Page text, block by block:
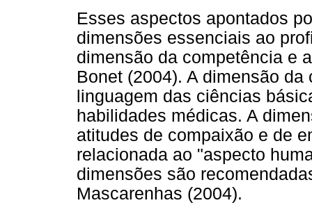
Esses aspectos apontados
dimensões essenciais ao
dimensão da competência e
Bonet (2004). A dimensão
linguagem das ciências
habilidades médicas. A
atitudes de compaixão e de
relacionada ao "aspecto
dimensões são
Mascarenhas (2004).